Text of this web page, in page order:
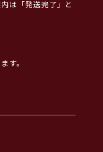
は「発送完了」と
す。